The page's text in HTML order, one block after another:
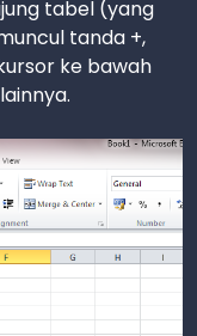
tabel (yang
tanda +,
ke bawah